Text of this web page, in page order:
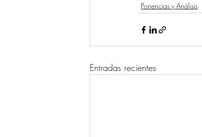
Ponencias y Análisis
Entradas recientes